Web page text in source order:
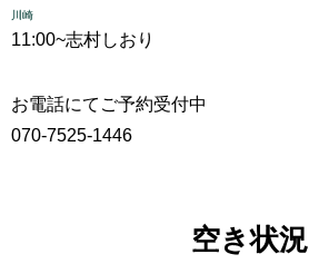
川崎
11:00~志村しおり
お電話にてご予約受付中
070-7525-1446
空き状況